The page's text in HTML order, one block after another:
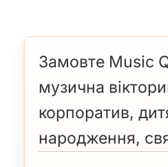
Замовте Music
музична
корпоратив,
народження,